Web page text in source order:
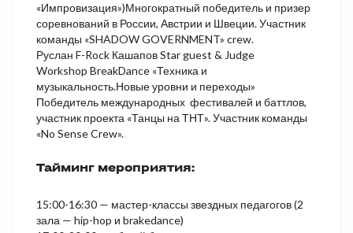
«Импровизация»)Многократный победитель и призер
соревнований в России, Австрии и Швеции. Участник
команды «SHADOW GOVERNMENT» crew.
Руслан F-Rock Кашапов Star guest & Judge
Workshop BreakDance «Техника и
музыкальность.Новые уровни и переходы»
Победитель международных ​ фестивалей и баттлов,
участник проекта «Танцы на ТНТ». Участник команды
«No Sense Crew».
Тайминг мероприятия:
15:00-16:30 — мастер-классы звездных педагогов (2
зала — hip-hop и brakedance)